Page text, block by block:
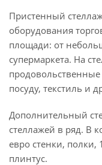
Пристенный
оборудования
площади: от
супермаркета. На
посуду, текстиль и
Дополнительный
стеллажей в ряд. В
евро стенки, полки,
плинтус.